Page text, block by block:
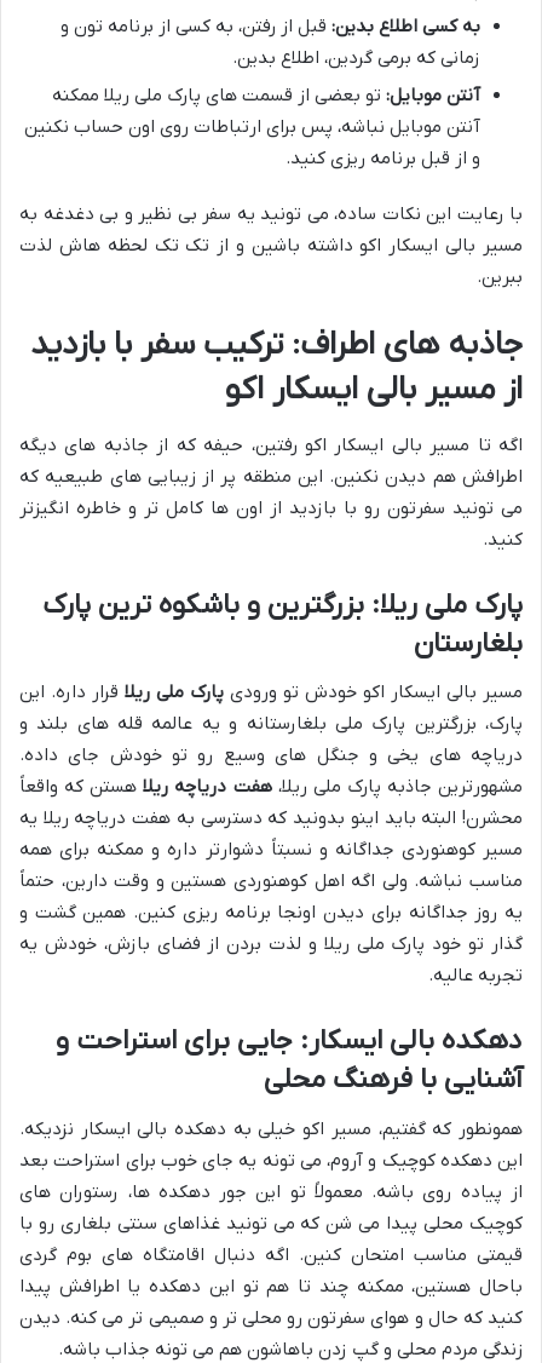
به کسی اطلاع بدین: قبل از رفتن، به کسی از برنامه تون و
زمانی که برمی گردین، اطلاع بدین.
آنتن موبایل: تو بعضی از قسمت های پارک ملی ریلا ممکنه
آنتن موبایل نباشه، پس برای ارتباطات روی اون حساب نکنین
و از قبل برنامه ریزی کنید.
با رعایت این نکات ساده، می تونید یه سفر بی نظیر و بی دغدغه به
مسیر بالی ایسکار اکو داشته باشین و از تک تک لحظه هاش لذت
ببرین.
جاذبه های اطراف: ترکیب سفر با بازدید
از مسیر بالی ایسکار اکو
اگه تا مسیر بالی ایسکار اکو رفتین، حیفه که از جاذبه های دیگه
اطرافش هم دیدن نکنین. این منطقه پر از زیبایی های طبیعیه که
می تونید سفرتون رو با بازدید از اون ها کامل تر و خاطره انگیزتر
کنید.
پارک ملی ریلا: بزرگترین و باشکوه ترین پارک
بلغارستان
مسیر بالی ایسکار اکو خودش تو ورودی پارک ملی ریلا قرار داره. این
پارک، بزرگترین پارک ملی بلغارستانه و یه عالمه قله های بلند و
دریاچه های یخی و جنگل های وسیع رو تو خودش جای داده.
مشهورترین جاذبه پارک ملی ریلا،هفت دریاچه ریلاهستن که واقعاً
محشرن! البته باید اینو بدونید که دسترسی به هفت دریاچه ریلا یه
مسیر کوهنوردی جداگانه و نسبتاً دشوارتر داره و ممکنه برای همه
مناسب نباشه. ولی اگه اهل کوهنوردی هستین و وقت دارین، حتماً
یه روز جداگانه برای دیدن اونجا برنامه ریزی کنین. همین گشت و
گذار تو خود پارک ملی ریلا و لذت بردن از فضای بازش، خودش یه
تجربه عالیه.
دهکده بالی ایسکار: جایی برای استراحت و
آشنایی با فرهنگ محلی
همونطور که گفتیم، مسیر اکو خیلی به دهکده بالی ایسکار نزدیکه.
این دهکده کوچیک و آروم، می تونه یه جای خوب برای استراحت بعد
از پیاده روی باشه. معمولاً تو این جور دهکده ها، رستوران های
کوچیک محلی پیدا می شن که می تونید غذاهای سنتی بلغاری رو با
قیمتی مناسب امتحان کنین. اگه دنبال اقامتگاه های بوم گردی
باحال هستین، ممکنه چند تا هم تو این دهکده یا اطرافش پیدا
کنید که حال و هوای سفرتون رو محلی تر و صمیمی تر می کنه. دیدن
زندگی مردم محلی و گپ زدن باهاشون هم می تونه جذاب باشه.